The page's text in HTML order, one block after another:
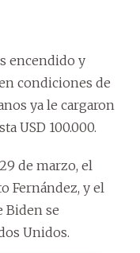
encendido y
condiciones de
ya le cargaron
USD 100.000.
de marzo, el
Fernández, y el
Biden se
Unidos.